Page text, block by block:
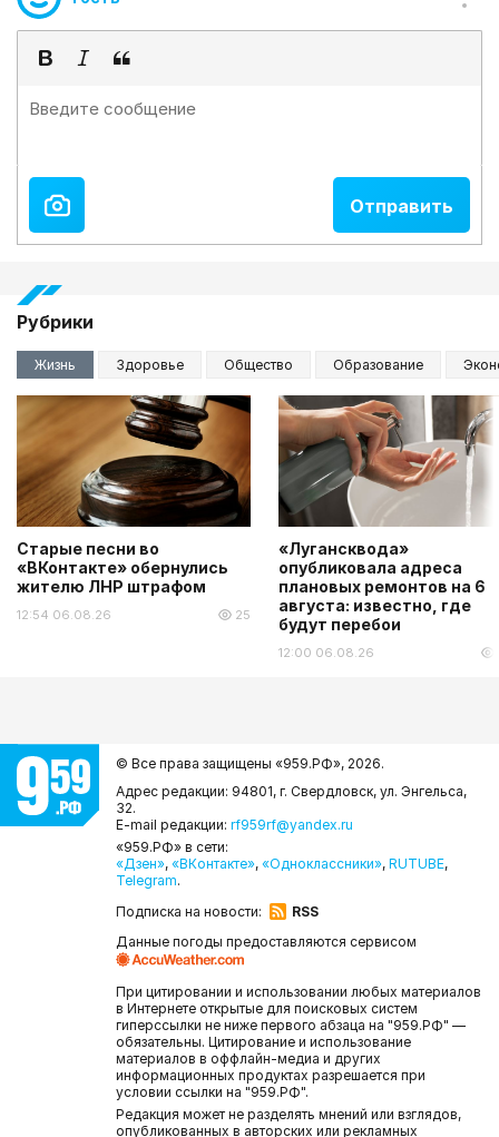
Рубрики
Жизнь Здоровье Общество Образование
Старые песни во
«ВКонтакте» обернулись
жителю ЛНР штрафом
12:54 06.08.26 25
«Лугансквода»
опубликовала адреса
плановых ремонтов на 6
августа: известно, где
будут перебои
12:00 06.08.26
© Все права защищены «959.РФ», 2026.
Адрес редакции: 94801, г. Свердловск, ул. Энгельса,
32.
E-mail редакции: rf959rf@yandex.ru
«959.РФ» в сети:
«Дзен», «ВКонтакте», «Одноклассники», RUTUBE,
Telegram.
Подписка на новости:
RSS
Данные погоды предоставляются сервисом
При цитировании и использовании любых материалов
в Интернете открытые для поисковых систем
гиперссылки не ниже первого абзаца на "959.РФ" —
обязательны. Цитирование и использование
материалов в оффлайн-медиа и других
информационных продуктах разрешается при
условии ссылки на "959.РФ".
Редакция может не разделять мнений или взглядов,
опубликованных в авторских или рекламных